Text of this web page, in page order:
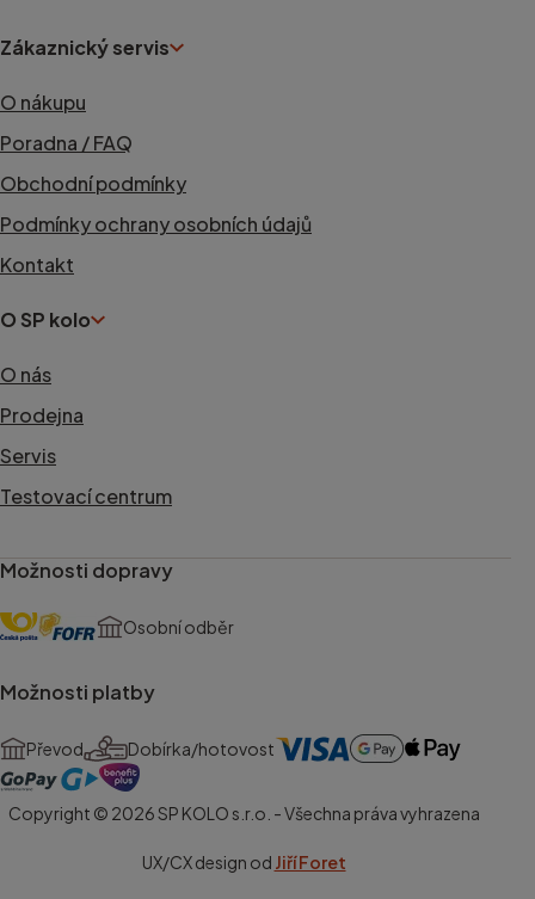
Zákaznický servis
O nákupu
Poradna / FAQ
Obchodní podmínky
Podmínky ochrany osobních údajů
Kontakt
O SP kolo
O nás
Prodejna
Servis
Testovací centrum
Možnosti dopravy
Osobní odběr
Možnosti platby
Převod Dobírka/hotovost
Copyright © 2026 SP KOLO s.r.o. - Všechna práva vyhrazena
UX/CX design od Jiří Foret